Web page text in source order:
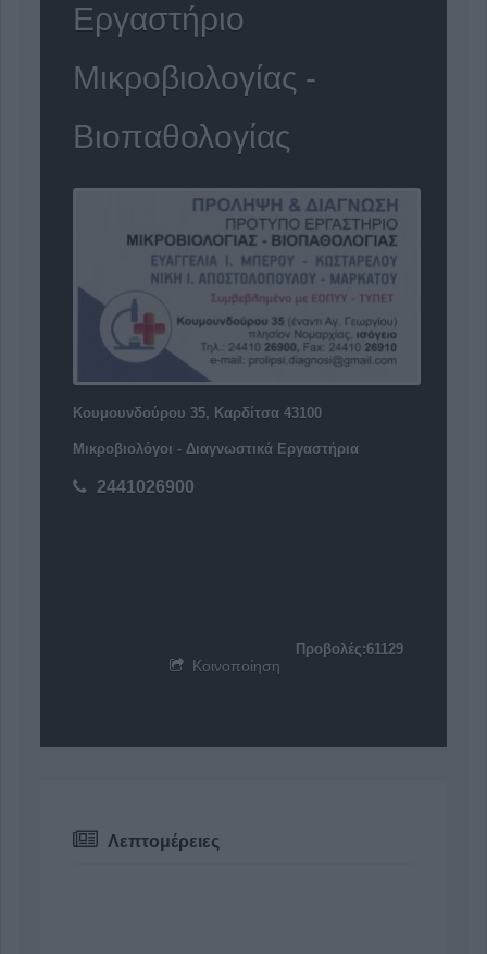
Εργαστήριο
Μικροβιολογίας -
Βιοπαθολογίας
Κουμουνδούρου 35, Καρδίτσα 43100
Μικροβιολόγοι - Διαγνωστικά Εργαστήρια
2441026900
Προβολές:61129
Κοινοποίηση
Λεπτομέρειες